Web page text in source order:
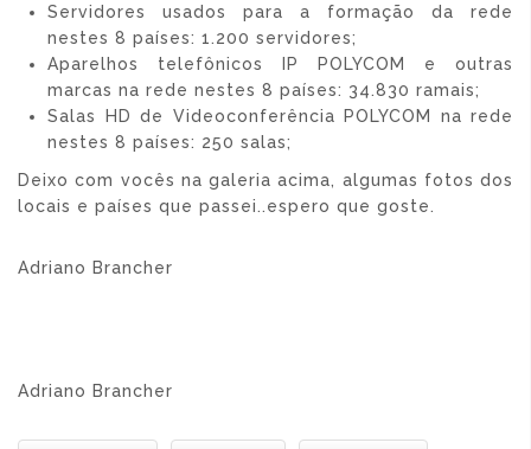
Servidores usados para a formação da rede
nestes 8 países: 1.200 servidores;
Aparelhos telefônicos IP POLYCOM e outras
marcas na rede nestes 8 países: 34.830 ramais;
Salas HD de Videoconferência POLYCOM na rede
nestes 8 países: 250 salas;
Deixo com vocês na galeria acima, algumas fotos dos
locais e países que passei..espero que goste.
Adriano Brancher
Adriano Brancher